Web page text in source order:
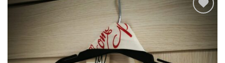
Mėgstamiausias